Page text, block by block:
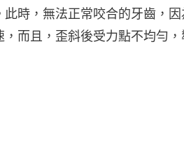
時，無法正常咬合的牙齒，因
而且，歪斜後受力點不均勻，